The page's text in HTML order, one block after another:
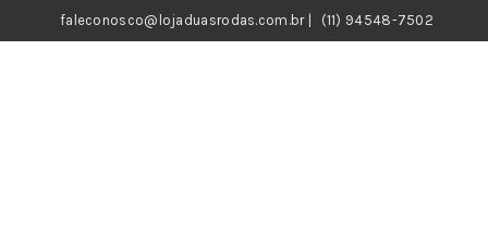
faleconosco@lojaduasrodas.com.br| (11) 94548-7502